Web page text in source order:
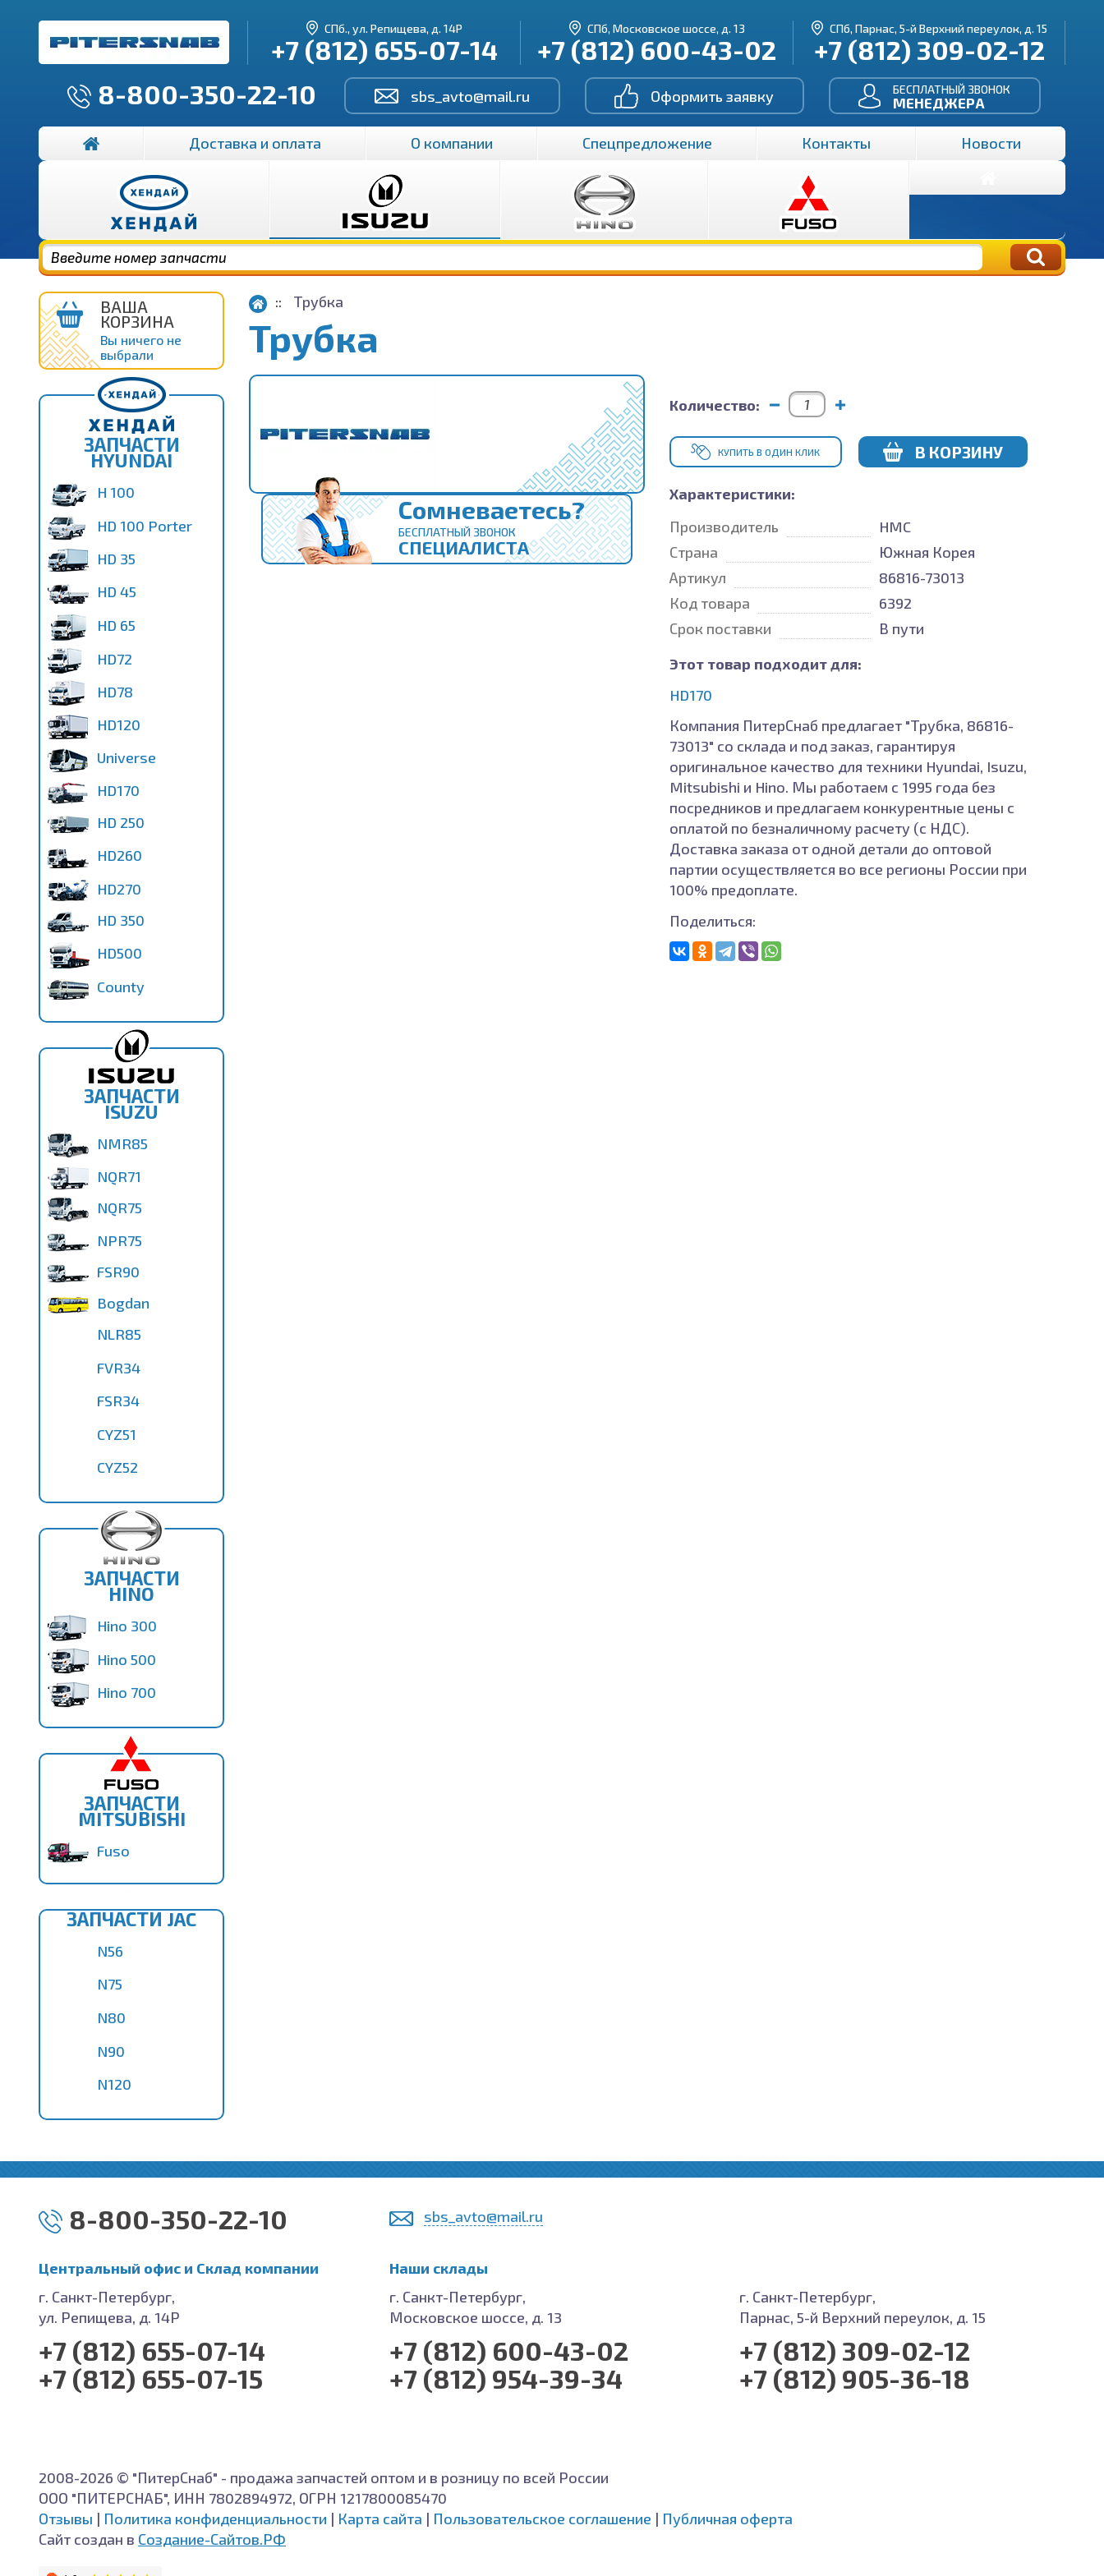
СПб., ул. Репищева, д. 14Р
+7 (812) 655-07-14
СПб, Московское шоссе, д. 13
+7 (812) 600-43-02
СПб, Парнас, 5-й Верхний переулок, д. 15
+7 (812) 309-02-12
8-800-350-22-10
sbs_avto@mail.ru Оформить заявку БЕСПЛАТНЫЙ ЗВОНОК
МЕНЕДЖЕРА
Доставка и оплата О компании Спецпредложение Контакты Новости
ВАША
КОРЗИНА
Вы ничего не
выбрали
ЗАПЧАСТИ
HYUNDAI
H 100
HD 100 Porter
HD 35
HD 45
HD 65
HD72
HD78
HD120
Universe
HD170
HD 250
HD260
HD270
HD 350
HD500
County
ЗАПЧАСТИ
ISUZU
NMR85
NQR71
NQR75
NPR75
FSR90
Bogdan
NLR85
FVR34
FSR34
CYZ51
CYZ52
ЗАПЧАСТИ
HINO
Hino 300
Hino 500
Hino 700
ЗАПЧАСТИ
MITSUBISHI
Fuso
ЗАПЧАСТИ JAC
N56
N75
N80
N90
N120
Трубка
Трубка
Сомневаетесь?
БЕСПЛАТНЫЙ ЗВОНОК
СПЕЦИАЛИСТА
Количество:
КУПИТЬ В ОДИН КЛИК В КОРЗИНУ
Характеристики:
Производитель
HMC
Страна
Южная Корея
Артикул
86816-73013
Код товара
6392
Срок поставки
В пути
Этот товар подходит для:
HD170
Компания ПитерСнаб предлагает "Трубка, 86816-
73013" со склада и под заказ, гарантируя
оригинальное качество для техники Hyundai, Isuzu,
Mitsubishi и Hino. Мы работаем с 1995 года без
посредников и предлагаем конкурентные цены с
оплатой по безналичному расчету (с НДС).
Доставка заказа от одной детали до оптовой
партии осуществляется во все регионы России при
100% предоплате.
Поделиться:
8-800-350-22-10 sbs_avto@mail.ru
Центральный офис и Cклад компании
г. Санкт-Петербург,
ул. Репищева, д. 14Р
+7 (812) 655-07-14
+7 (812) 655-07-15
Наши склады
г. Санкт-Петербург,
Московское шоссе, д. 13
+7 (812) 600-43-02
+7 (812) 954-39-34
г. Санкт-Петербург,
Парнас, 5-й Верхний переулок, д. 15
+7 (812) 309-02-12
+7 (812) 905-36-18
2008-2026 © "ПитерСнаб" - продажа запчастей оптом и в розницу по всей России
ООО "ПИТЕРСНАБ", ИНН 7802894972, ОГРН 1217800085470
Отзывы | Политика конфиденциальности | Карта сайта | Пользовательское соглашение | Публичная оферта
Сайт создан в Создание-Сайтов.РФ